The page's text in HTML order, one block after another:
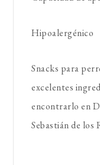
Hipoalergénico
Snacks para
excelentes
encontrarlo en
Sebastián de los